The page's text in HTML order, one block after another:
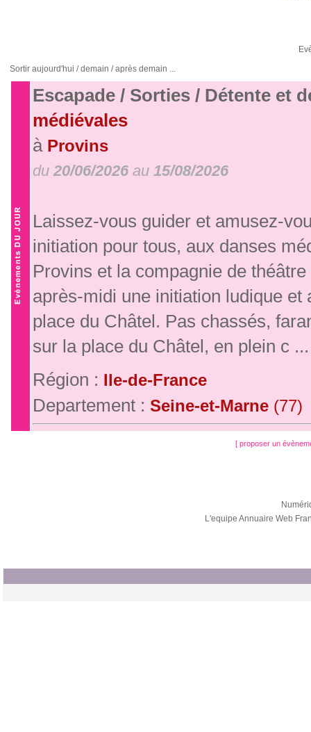
Sortir aujourd'hui / demain / après demain ...
Escapade / Sorties / Détente et
médiévales
à Provins
du 20/06/2026 au 15/08/2026
Laissez-vous guider et amusez-
initiation pour tous, aux danses
Provins et la compagnie de
après-midi une initiation ludique
place du Châtel. Pas chassés,
sur la place du Châtel, en plein c ...
Région : Ile-de-France
Departement : Seine-et-Marne (77)
[ proposer un
L'equipe Annuaire Web